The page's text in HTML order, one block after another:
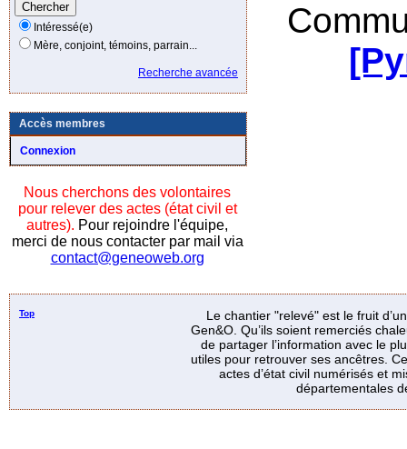
Intéressé(e)
Mère, conjoint, témoins, parrain...
Recherche avancée
Accès membres
Connexion
Nous cherchons des volontaires
pour relever des actes (état civil et
autres). Pour rejoindre l'équipe,
merci de nous contacter par mail via
contact@geneoweb.org
Top
Le chantier "relevé" est le fruit
Gen&O. Qu’ils soient remerciés
de partager l’information avec le
utiles pour retrouver ses ancêtres.
actes d’état civil numérisés et
départementales